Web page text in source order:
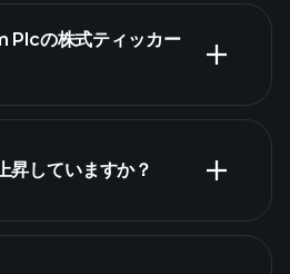
の株式ティッカー
昇していますか？